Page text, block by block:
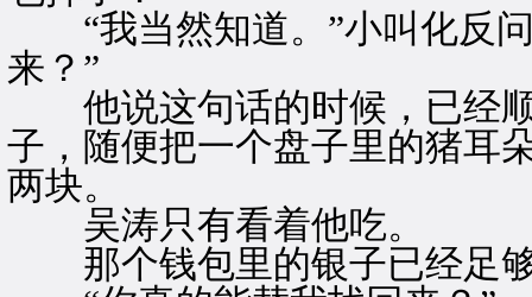
“我当然知道。”小叫化反问
来？”
他说这句话的时候，已经顺
子，随便把一个盘子里的猪耳
两块。
吴涛只有看着他吃。
那个钱包里的银子已经足